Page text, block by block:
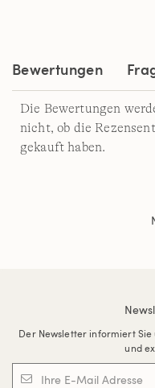
Bewertungen
Die Bewertungen
nicht, ob die
gekauft haben.
Der Newsletter informiert
und